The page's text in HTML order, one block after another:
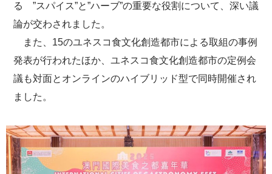
る ”スパイス”と”ハーブ”の重要な役割について、深い議
論が交わされました。
また、15のユネスコ食文化創造都市による取組の事例
発表が行われたほか、ユネスコ食文化創造都市の定例会
議も対面とオンラインのハイブリッド型で同時開催され
ました。